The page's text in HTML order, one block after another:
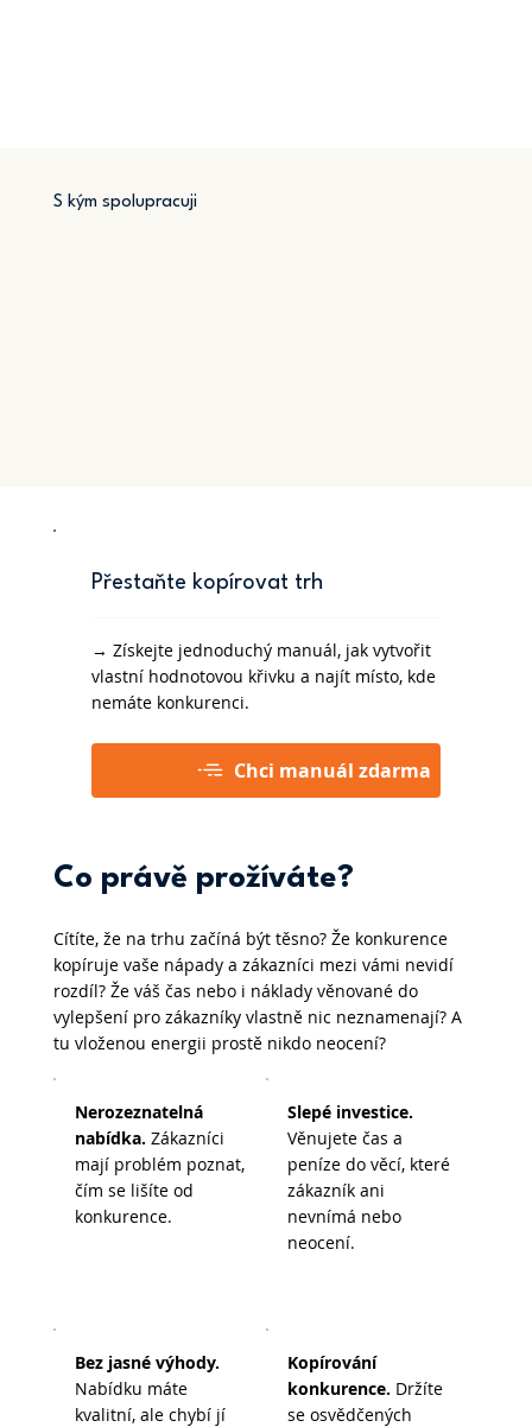
S kým spolupracuji
Co právě prožíváte?
Cítíte, že na trhu začíná být těsno? Že konkurence
kopíruje vaše nápady a zákazníci mezi vámi nevidí
rozdíl? Že váš čas nebo i náklady věnované do
vylepšení pro zákazníky vlastně nic neznamenají? A
tu vloženou energii prostě nikdo neocení?
Přestaňte kopírovat trh
→ Získejte jednoduchý manuál, jak vytvořit
vlastní hodnotovou křivku a najít místo, kde
nemáte konkurenci.
Chci manuál zdarma
Nerozeznatelná
nabídka. Zákazníci
mají problém poznat,
čím se lišíte od
konkurence.
Slepé investice.
Věnujete čas a
peníze do věcí, které
zákazník ani
nevnímá nebo
neocení.
Bez jasné výhody.
Nabídku máte
kvalitní, ale chybí jí
Kopírování
konkurence. Držíte
se osvědčených